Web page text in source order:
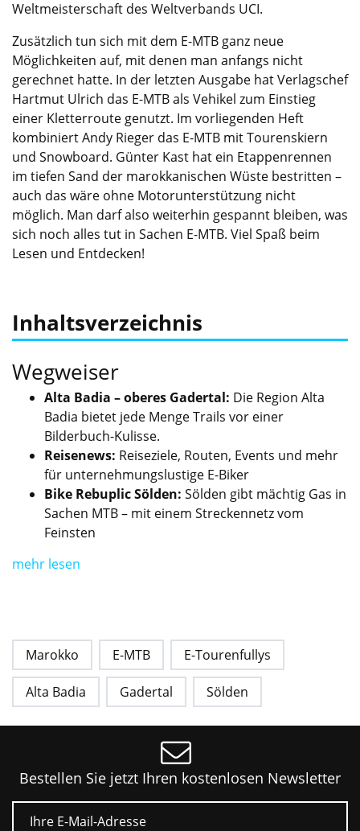
Weltmeisterschaft des Weltverbands UCI.
Zusätzlich tun sich mit dem E-MTB ganz neue
Möglichkeiten auf, mit denen man anfangs nicht
gerechnet hatte. In der letzten Ausgabe hat Verlagschef
Hartmut Ulrich das E-MTB als Vehikel zum Einstieg
einer Kletterroute genutzt. Im vorliegenden Heft
kombiniert Andy Rieger das E-MTB mit Tourenskiern
und Snowboard. Günter Kast hat ein Etappenrennen
im tiefen Sand der marokkanischen Wüste bestritten –
auch das wäre ohne Motorunterstützung nicht
möglich. Man darf also weiterhin gespannt bleiben, was
sich noch alles tut in Sachen E-MTB. Viel Spaß beim
Lesen und Entdecken!
Inhaltsverzeichnis
Wegweiser
Alta Badia – oberes Gadertal: Die Region Alta
Badia bietet jede Menge Trails vor einer
Bilderbuch-Kulisse.
Reisenews: Reiseziele, Routen, Events und mehr
für unternehmungslustige E-Biker
Bike Rebuplic Sölden: Sölden gibt mächtig Gas in
Sachen MTB – mit einem Streckennetz vom
Feinsten
mehr lesen
Parts & Accessoires:
Drop & Roll:
Entdecke die Möglichkeiten:
Marokko E-MTB E-Tourenfullys
Alta Badia Gadertal Sölden
Bestellen Sie jetzt Ihren kostenlosen Newsletter
E-Mail